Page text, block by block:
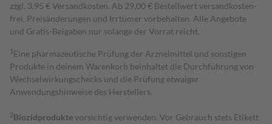
zzgl. 3,95 € Versandkosten. Ab 29,00 € Bestell­wert versand­kosten­
frei. Preisänderungen und Irrtümer vorbehalten. Alle Angebote
und Gratis-Beigaben nur solange der Vorrat reicht.
1 Eine pharmazeutische Prüfung der Arzneimittel und sonstigen
Produkte in deinem Warenkorb beinhaltet die Durchführung von
Wechselwirkungschecks und die Prüfung etwaiger
Anwendungshinweise des Herstellers.
2Biozidproduktevorsichtig verwenden. Vor Gebrauch stets Etikett